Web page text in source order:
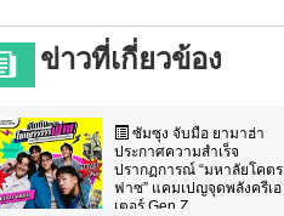
ข่าวที่เกี่ยวข้อง
ซัมซุง จับมือ ยามาฮ่า
ประกาศความสำเร็จ
ปรากฏการณ์ “มหาลัยโคตร
ฟาซ” แคมเปญจุดพลังครีเอ
เตอร์ Gen Z ...